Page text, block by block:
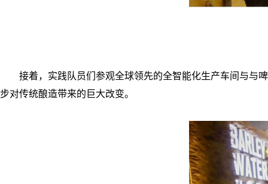
接着，实践队员们参观全球领先的全智能化生产车间与与
步对传统酿造带来的巨大改变。